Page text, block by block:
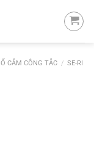
Ổ CẮM CÔNG TẮC / SE-RI